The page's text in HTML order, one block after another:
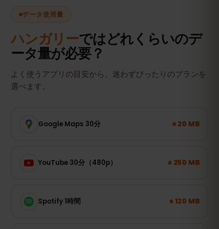
データ使用量
ハンガリーではどれくらいのデ
ータ量が必要？
よく使うアプリの目安から、迷わずぴったりのプランを
選べます。
Google Maps 30分 ± 20 MB
YouTube 30分（480p） ± 250 MB
Spotify 1時間 ± 120 MB